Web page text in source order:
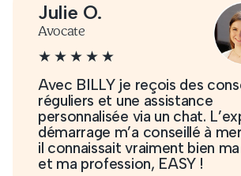
Nathalie P.
Médecin
L’équipe de BILLY apporte un
suivi des dossiers en donnant
bons conseils et en faisant
grande réactivité, le tout en
sympathique avec leurs clients.